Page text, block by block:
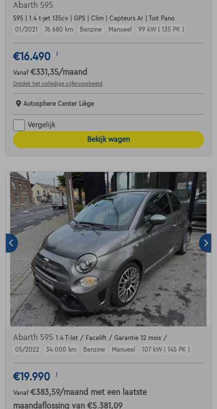
Abarth 595
595 | 1.4 t-jet 135cv | GPS | Clim | Capteurs Ar | Toit Pano
01/2021
76.680 km Benzine Manueel 99 kW ( 135 PK )
€16.490 1
Vanaf €331,35/maand
Ontdek het volledige cijfervoorbeeld
Autosphere Center Liège
Vergelijk
Bekijk wagen
Abarth 595 1.4 T-Jet / Facelift / Garantie 12 mois /
05/2022
34.000 km Benzine Manueel 107 kW ( 145 PK )
€19.990 1
Vanaf €383,59/maand met een laatste
maandaflossing van €5.381,09